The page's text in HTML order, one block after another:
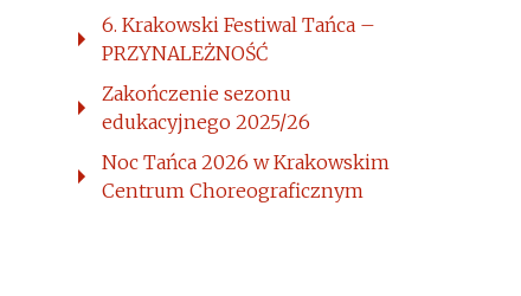
6. Krakowski Festiwal Tańca –
PRZYNALEŻNOŚĆ
Zakończenie sezonu
edukacyjnego 2025/26
Noc Tańca 2026 w Krakowskim
Centrum Choreograficznym